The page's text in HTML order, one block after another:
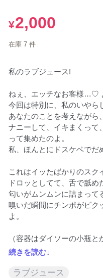
¥2,000
在庫 7 件
私のラブジュース!
ねぇ、エッチなお客様…♡
今回は特別に、私のいやら
あなたのことを考えながら
ナニーして、イキまくって
って集めたのよ。
私、ほんとにドスケベで
これはイッたばかりのスク
ドロッとしてて、舌で舐
匂いがムンムンに詰まっ
嗅いだ瞬間にチンポがビク
よ。
（容器はダイソーの小瓶
いっぱい欲しいなら言って
ながら、何度も絶頂しなき
続きを読む↓
ラブジュース